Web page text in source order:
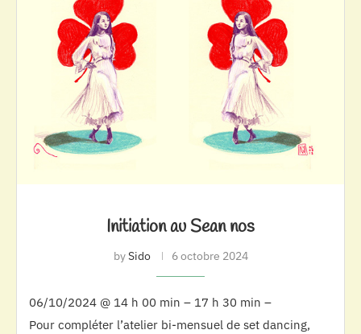
Initiation au Sean nos
bySido 6 octobre 2024
06/10/2024 @ 14 h 00 min – 17 h 30 min –
Pour compléter l’atelier bi-mensuel de set dancing,